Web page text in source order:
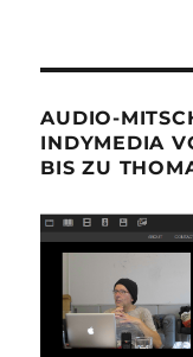
AUDIO-
INDYMEDIA
BIS ZU